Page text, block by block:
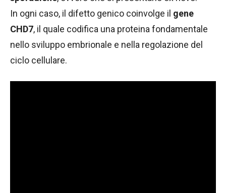
In ogni caso, il difetto genico coinvolge il gene
CHD7, il quale codifica una proteina fondamentale
nello sviluppo embrionale e nella regolazione del
ciclo cellulare.